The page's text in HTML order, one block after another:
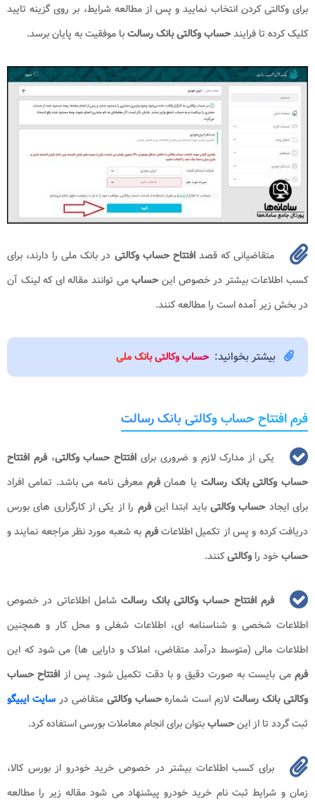
برای وکالتی کردن انتخاب نمایید و پس از مطالعه شرایط، بر روی گزینه تایید
کلیک کرده تا فرایندحساب وکالتی بانک رسالتبا موفقیت به پایان برسد.
متقاضیانی که قصدافتتاح حساب وکالتی در بانک ملی را دارند، برای
کسب اطلاعات بیشتر در خصوص اینحسابمی توانند مقاله ای که لینک آن
در بخش زیر آمده است را مطالعه کنند.
بیشتر بخوانید: حساب وکالتی بانک ملی
فرم افتتاح حساب وکالتی بانک رسالت
یکی از مدارک لازم و ضروری برای افتتاح حساب وکالتی،فرم افتتاح
حساب وکالتی بانک رسالت یا همانفرم معرفی نامه می باشد. تمامی افراد
برای ایجادحساب وکالتی باید ابتدا اینفرم را از یکی از کارگزاری های بورس
دریافت کرده و پس از تکمیل اطلاعاتفرم به شعبه مورد نظر مراجعه نمایند و
حسابخود را وکالتیکنند.
فرم افتتاح حساب وکالتی بانک رسالت شامل اطلاعاتی در خصوص
اطلاعات شخصی و شناسنامه ای، اطلاعات شغلی و محل کار و همچنین
اطلاعات مالی (متوسط درآمد متقاضی، املاک و دارایی ها) می شود که این
فرممی بایست به صورت دقیق و با دقت تکمیل شود. پس از افتتاح حساب
وکالتی بانک رسالت لازم است شمارهحساب وکالتی متقاضی درسایت ایبیگو
ثبت گردد تا از اینحساببتوان برای انجام معاملات بورسی استفاده کرد.
برای کسب اطلاعات بیشتر در خصوص خرید خودرو از بورس کالا،
زمان و شرایط ثبت نام خرید خودرو پیشنهاد می شود مقاله زیر را مطالعه